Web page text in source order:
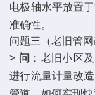
电极轴水平放置
准确性。
问题三（老旧管网
> 问 ：老旧小区
进行流量计量改